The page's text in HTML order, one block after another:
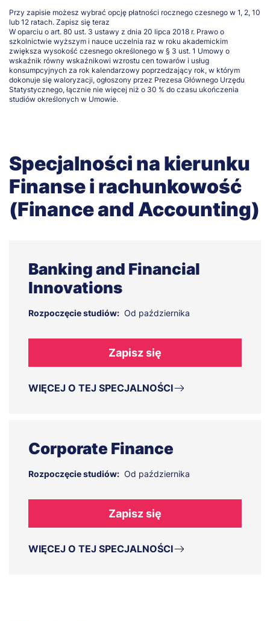
Przy zapisie możesz wybrać opcję płatności rocznego czesnego w 1, 2, 10
lub 12 ratach. Zapisz się teraz
W oparciu o art. 80 ust. 3 ustawy z dnia 20 lipca 2018 r. Prawo o
szkolnictwie wyższym i nauce uczelnia raz w roku akademickim
zwiększa wysokość czesnego określonego w § 3 ust. 1 Umowy o
wskaźnik równy wskaźnikowi wzrostu cen towarów i usług
konsumpcyjnych za rok kalendarzowy poprzedzający rok, w którym
dokonuje się waloryzacji, ogłoszony przez Prezesa Głównego Urzędu
Statystycznego, łącznie nie więcej niż o 30 % do czasu ukończenia
studiów określonych w Umowie.
Specjalności na kierunku
Finanse i rachunkowość
(Finance and Accounting)
Banking and Financial
Innovations
Rozpoczęcie studiów: Od października
Zapisz się
WIĘCEJ O TEJ SPECJALNOŚCI
Corporate Finance
Rozpoczęcie studiów: Od października
Zapisz się
WIĘCEJ O TEJ SPECJALNOŚCI